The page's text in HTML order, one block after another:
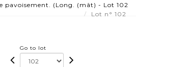
pavoisement. (Long. (mât) - Lot 102
Lot n° 102
Go to lot